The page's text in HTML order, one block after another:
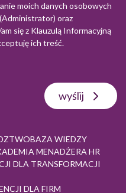
moich danych osobowych
oraz
się z Klauzulą Informacyjną
ich treść.
wyślij
BAZA WIEDZY
MENADŻERA HR
DLA TRANSFORMACJI
DLA FIRM